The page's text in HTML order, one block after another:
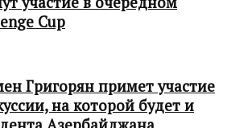
Cup
Григорян примет участие
на которой будет и